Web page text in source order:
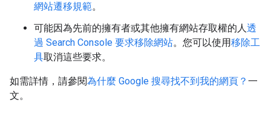
網站遷移規範。
可能因為先前的擁有者或其他擁有網站存取權的人透
過 Search Console 要求移除網站。您可以使用移除工
具取消這些要求。
如需詳情，請參閱為什麼 Google 搜尋找不到我的網頁？ 一
文。